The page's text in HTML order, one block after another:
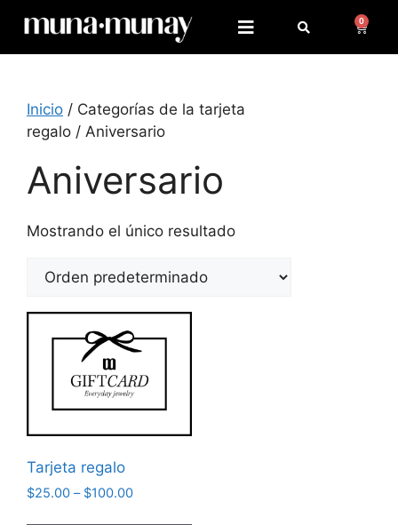
0
Inicio / Categorías de la tarjeta
regalo / Aniversario
Aniversario
Mostrando el único resultado
Tarjeta regalo
$25.00 – $100.00